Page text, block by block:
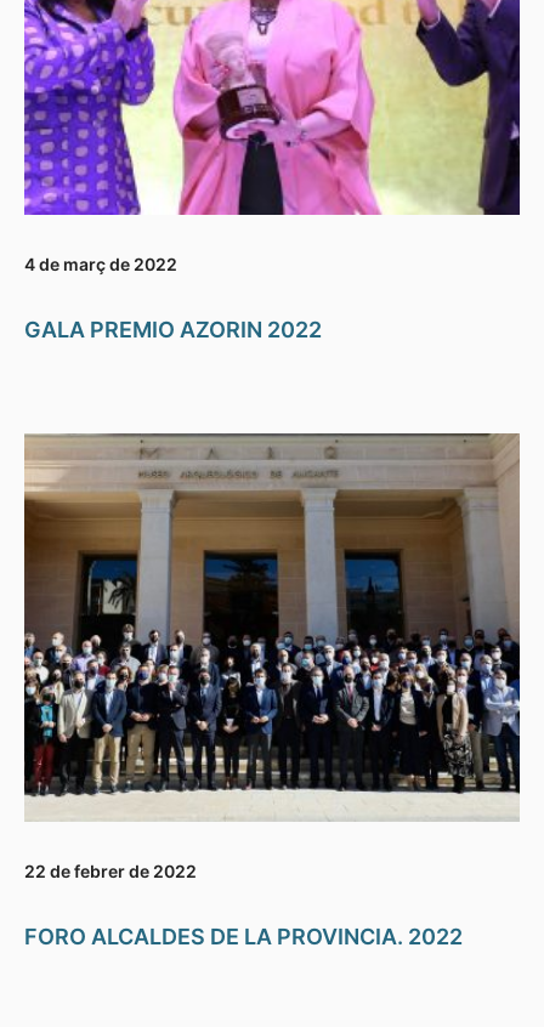
4 de març de 2022
GALA PREMIO AZORIN 2022
22 de febrer de 2022
FORO ALCALDES DE LA PROVINCIA. 2022